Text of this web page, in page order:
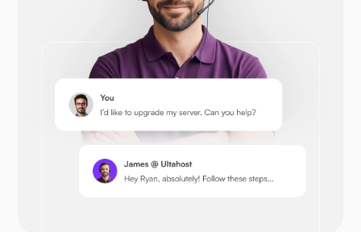
Opencart
პრესტაშოპი